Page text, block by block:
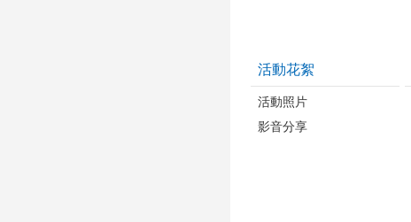
活動花絮
活動照片
影音分享